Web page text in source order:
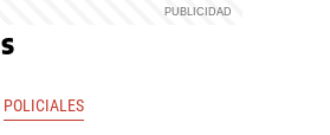
POLICIALES